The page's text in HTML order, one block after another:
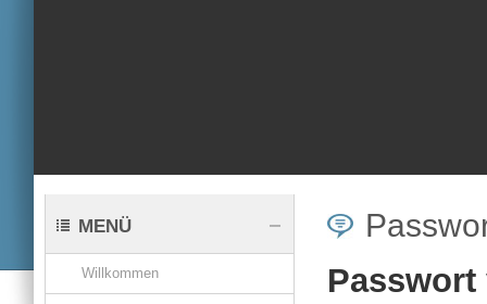
MENÜ
Willkommen Passwort